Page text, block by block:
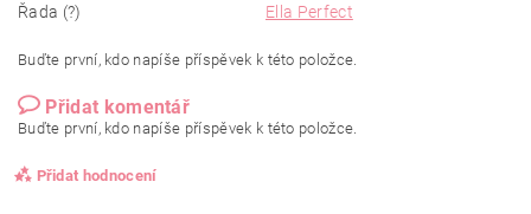
Řada (?) Ella Perfect
Buďte první, kdo napíše příspěvek k této položce.
Přidat komentář
Buďte první, kdo napíše příspěvek k této položce.
Přidat hodnocení